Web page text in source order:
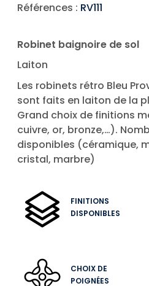
Références : RV111
Robinet baignoire de sol
Laiton
Les robinets rétro Bleu
sont faits en laiton de la
Grand choix de finitions
cuivre, or, bronze,…).
disponibles (céramique,
cristal, marbre)
FINITIONS
DISPONIBLES
CHOIX DE
POIGNÉES